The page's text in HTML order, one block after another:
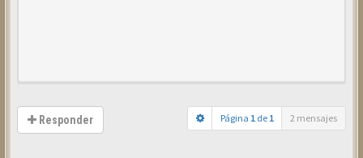
Responder Página 1 de 1 2 mensajes